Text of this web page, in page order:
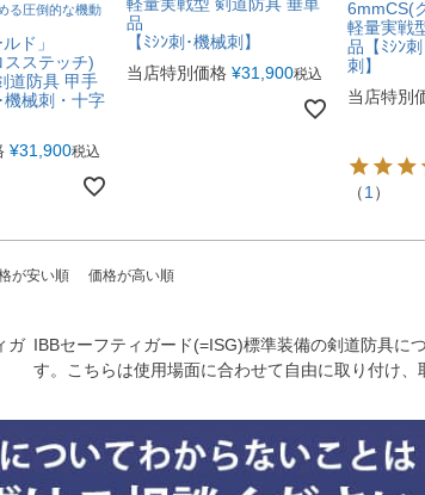
る圧倒的な機動
ド」
ステッチ)
道防具 甲手
機械刺・十字
¥31,900税込
軽量実戦型 剣道防具 垂単
品
【ﾐｼﾝ刺･機械刺】
当店特別価格 ¥31,900税込
6mmCS(
軽量実戦
品【ﾐｼﾝ
刺】
当店特別
（1）
が安い順 価格が高い順
ガ IBBセーフティガード(=ISG)標準装備の剣道防具に
す。こちらは使用場面に合わせて自由に取り付け、